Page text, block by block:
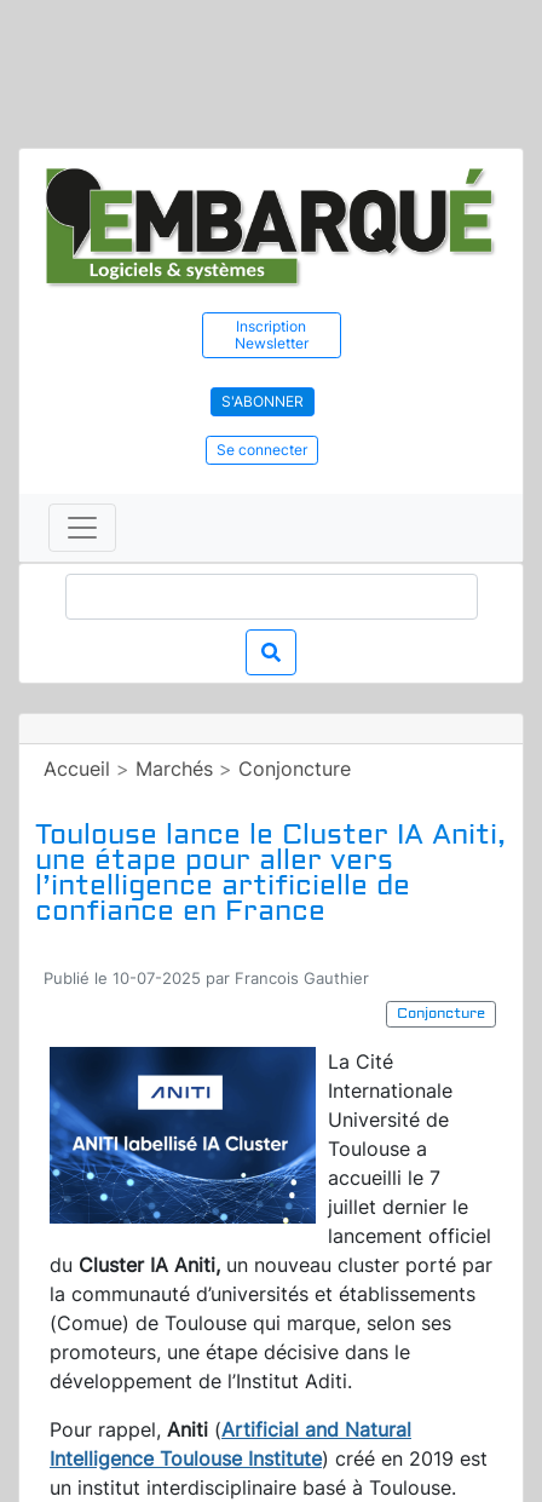
Inscription
Newsletter
S'ABONNER
Se connecter
Accueil > Marchés > Conjoncture
Toulouse lance le Cluster IA Aniti,
une étape pour aller vers
l’intelligence artificielle de
confiance en France
Publié le 10-07-2025 par Francois Gauthier
Conjoncture
La Cité
Internationale
Université de
Toulouse a
accueilli le 7
juillet dernier le
lancement officiel
du Cluster IA Aniti, un nouveau cluster porté par
la communauté d’universités et établissements
(Comue) de Toulouse qui marque, selon ses
promoteurs, une étape décisive dans le
développement de l’Institut Aditi.
Pour rappel, Aniti (Artificial and Natural
Intelligence Toulouse Institute) créé en 2019 est
un institut interdisciplinaire basé à Toulouse.